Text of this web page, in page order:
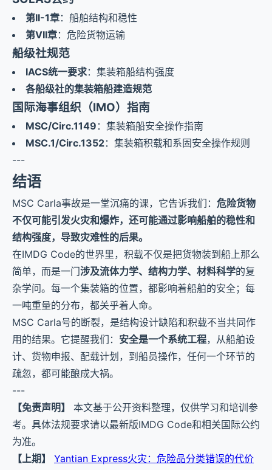
第II-1章：船舶结构和稳性
第VII章：危险货物运输
船级社规范
IACS统一要求：集装箱船结构强度
各船级社的集装箱船建造规范
国际海事组织（IMO）指南
MSC/Circ.1149 ：集装箱船安全操作指南
MSC.1/Circ.1352：集装箱积载和系固安全操作规则
---
结语
MSC Carla事故是一堂沉痛的课，它告诉我们： 危险货物
不仅可能引发火灾和爆炸，还可能通过影响船舶的稳性和
结构强度，导致灾难性的后果。
在IMDG Code的世界里，积载不仅是把货物装到船上那么
简单，而是一门涉及流体力学、结构力学、材料科学的复
杂学问。每一个集装箱的位置，都影响着船舶的安全；每
一吨重量的分布，都关乎着人命。
MSC Carla号的断裂，是结构设计缺陷和积载不当共同作
用的结果。它提醒我们： 安全是一个系统工程，从船舶设
计、货物申报、配载计划，到船员操作，任何一个环节的
疏忽，都可能酿成大祸。
---
【免责声明】
本文基于公开资料整理，仅供学习和培训参
考。具体法规要求请以最新版IMDG Code和相关国际公约
为准。
【上期】
Yantian Express火灾：危险品分类错误的代价